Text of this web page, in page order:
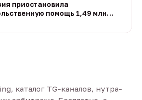
приостановила
помощь 1,49 млн
каталог TG-каналов, нутра-